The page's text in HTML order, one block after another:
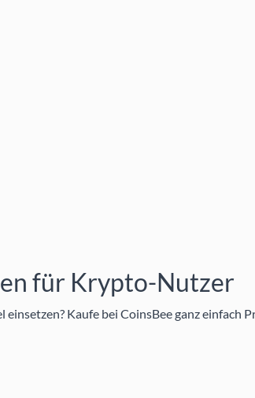
für Krypto-Nutzer
Kaufe bei CoinsBee ganz einfach